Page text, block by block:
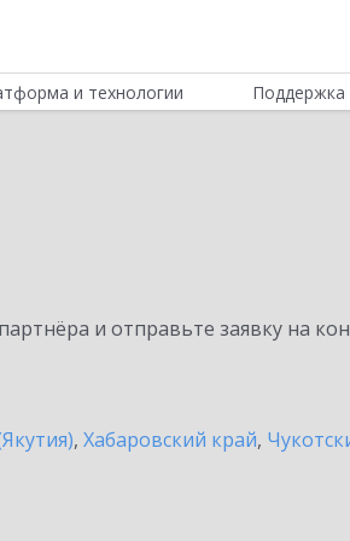
и технологии Поддержка
и отправьте заявку на
, Хабаровский край,